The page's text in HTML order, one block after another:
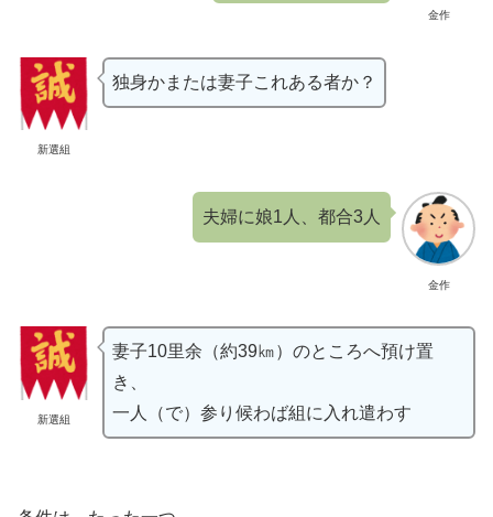
金作
新選組
独身かまたは妻子これある者か？
金作
夫婦に娘1人、都合3人
新選組
妻子10里余（約39㎞）のところへ預け置
き、
一人（で）参り候わば組に入れ遣わす